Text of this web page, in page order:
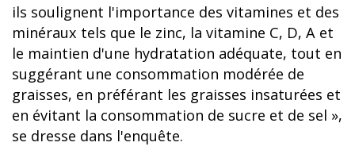
ils soulignent l'importance des vitamines et des
minéraux tels que le zinc, la vitamine C, D, A et
le maintien d'une hydratation adéquate, tout en
suggérant une consommation modérée de
graisses, en préférant les graisses insaturées et
en évitant la consommation de sucre et de sel »,
se dresse dans l'enquête.